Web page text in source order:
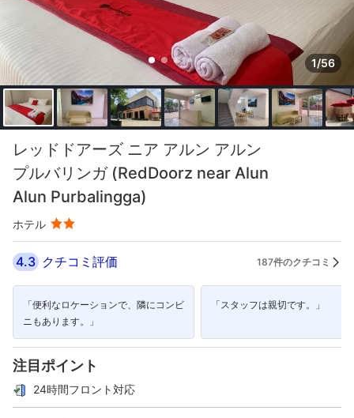
1/56
レッドドアーズ ニア アルン アルン
プルバリンガ (RedDoorz near Alun
Alun Purbalingga)
ホテル
4.3 クチコミ評価 187件のクチコミ
「便利なロケーションで、隣にコンビ
ニもあります。」
「スタッフは親切です。」
注目ポイント
24時間フロント対応